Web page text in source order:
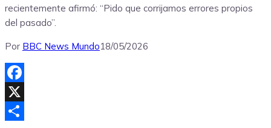
recientemente afirmó: “Pido que corrijamos errores propios
del pasado”.
Por BBC News Mundo18/05/2026
Facebook
X